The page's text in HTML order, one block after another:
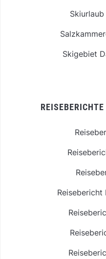
Skigebiet
Reisebericht